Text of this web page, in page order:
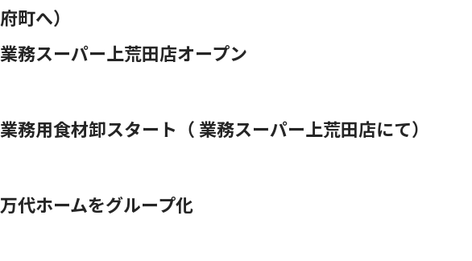
府町へ）
業務スーパー上荒田店オープン
業務用食材卸スタート（ 業務スーパー上荒田店にて）
万代ホームをグループ化